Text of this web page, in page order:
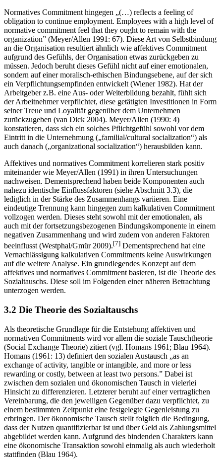
Normatives Commitment hingegen „(…) reflects a feeling of
obligation to continue employment. Employees with a high level of
normative commitment feel that they ought to remain with the
organization” (Meyer/Allen 1991: 67). Diese Art von Selbstbindung
an die Organisation resultiert ähnlich wie affektives Commitment
aufgrund des Gefühls, der Organisation etwas zurückgeben zu
müssen. Jedoch beruht dieses Gefühl nicht auf einer emotionalen,
sondern auf einer moralisch-ethischen Bindungsebene, auf der sich
ein Verpflichtungsempfinden entwickelt (Wiener 1982). Hat der
Arbeitgeber z.B. eine Aus- oder Weiterbildung bezahlt, fühlt sich
der Arbeitnehmer verpflichtet, diese getätigten Investitionen in Form
seiner Treue und Loyalität gegenüber dem Unternehmen
zurückzugeben (van Dick 2004). Meyer/Allen (1990: 4)
konstatieren, dass sich ein solches Pflichtgefühl sowohl vor dem
Eintritt in die Unternehmung („familial/cultural socialization“) als
Affektives und normatives Commitment korrelieren stark positiv
miteinander wie Meyer/Allen (1991) in ihren Untersuchungen
nachweisen. Dementsprechend haben beide Komponenten auch
nahezu identische Einflussfaktoren (siehe Abschnitt 3.3), die
lediglich in der Stärke des Zusammenhangs variieren. Eine
eindeutige Trennung kann hingegen zum kalkulativen Commitment
vollzogen werden. Dieses steht sowohl mit der emotionalen, als
auch mit der fortsetzungsbezogenen Bindungskomponente in einem
negativen Zusammenhang und wird zudem von anderen Faktoren
beeinflusst (Westphal/Gmür 2009).[7]Dementsprechend hat eine
Vernachlässigung kalkulativen Commitments keine Auswirkungen
auf die weitere Analyse. Ein grundlegendes Konzept auf dem
affektives und normatives Commitment basieren, ist die Theorie des
Sozialtauschs. Diese soll im Folgenden einer näheren Betrachtung
Als theoretische Grundlage für die Entstehung affektiven und
normativen Commitments wird vor allem die soziale Tauschtheorie
(Social Exchange Theorie) zitiert (vgl. Homans 1961; Blau 1964).
Homans (1961: 13) definiert den sozialen Austausch „as an
exchange of activity, tangible or intangible, and more or less
rewarding or costly, between at least two persons.” Dabei ist
zwischen dem sozialen und ökonomischen Tausch in vielerlei
Hinsicht zu differenzieren. Letzterer beruht auf einer vertraglichen
Vereinbarung, die den jeweiligen Gegenüber dazu verpflichtet, zu
einem bestimmten Zeitpunkt eine festgelegte Gegenleistung zu
erbringen. Der ökonomische Tausch stellt folglich die Bedingung,
dass der Nutzen quantifizierbar ist und über Geld als Zahlungsmittel
abgebildet werden kann. Aufgrund des bindenden Charakters kann
eine ökonomische Transaktion sowohl einmalig als auch wiederholt